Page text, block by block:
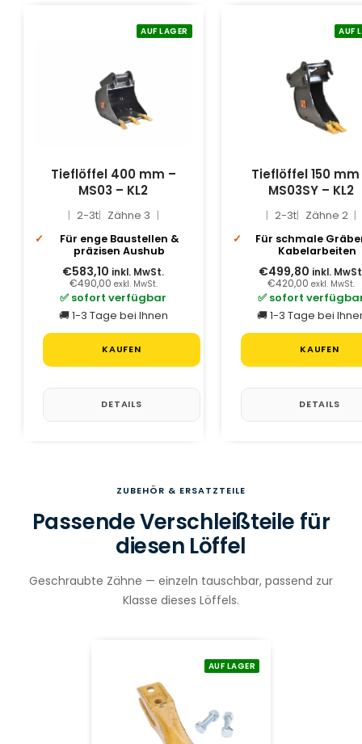
AUF LAGER
Tieflöffel 400 mm –
MS03 – KL2
2-3t Zähne 3
Für enge Baustellen &
präzisen Aushub
€583,10 inkl. MwSt.
€490,00 exkl. MwSt.
✅ sofort verfügbar
🚚 1-3 Tage bei Ihnen
KAUFEN
DETAILS
AUF
Tieflöffel 150
MS03SY – KL2
2-3t Zähne 2
Für schmale
Kabelarbeiten
€499,80 inkl.
€420,00 exkl. MwSt.
✅ sofort
🚚 1-3 Tage bei
KAUFEN
DETAILS
ZUBEHÖR & ERSATZTEILE
Passende Verschleißteile für
diesen Löffel
Geschraubte Zähne — einzeln tauschbar, passend zur
Klasse dieses Löffels.
AUF LAGER